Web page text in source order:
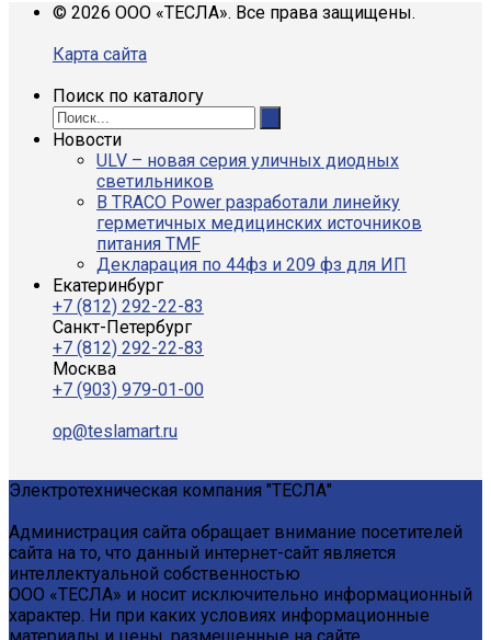
© 2026 ООО «ТЕСЛА». Все права защищены.
Карта сайта
Поиск по каталогу
Новости
ULV – новая серия уличных диодных
светильников
В TRACO Power разработали линейку
герметичных медицинских источников
питания TMF
Декларация по 44фз и 209 фз для ИП
Екатеринбург
+7 (812) 292-22-83
Санкт-Петербург
+7 (812) 292-22-83
Москва
+7 (903) 979-01-00
op@teslamart.ru
Электротехническая компания "ТЕСЛА"
Администрация сайта обращает внимание посетителей
сайта на то, что данный интернет-сайт является
интеллектуальной собственностью
ООО «ТЕСЛА» и носит исключительно информационный
характер. Ни при каких условиях информационные
материалы и цены, размещенные на сайте,